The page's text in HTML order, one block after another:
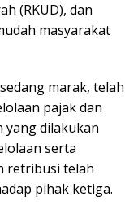
(RKUD), dan
masyarakat
marak, telah
pajak dan
yang dilakukan
serta
retribusi telah
pihak ketiga.